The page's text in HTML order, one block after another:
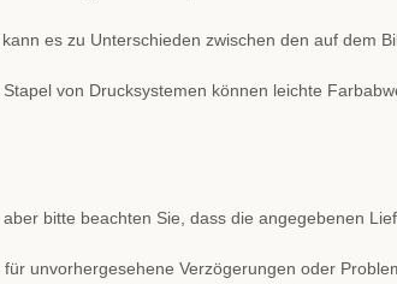
es zu Unterschieden zwischen den auf dem
von Drucksystemen können leichte
bitte beachten Sie, dass die angegebenen
unvorhergesehene Verzögerungen oder